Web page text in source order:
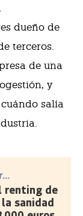
dueño de
terceros.
de una
y
salía
renting de
sanidad